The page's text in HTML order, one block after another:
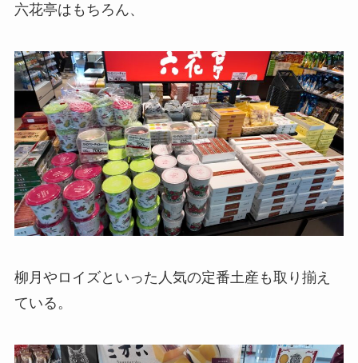
六花亭はもちろん、
柳月やロイズといった人気の定番土産も取り揃え
ている。